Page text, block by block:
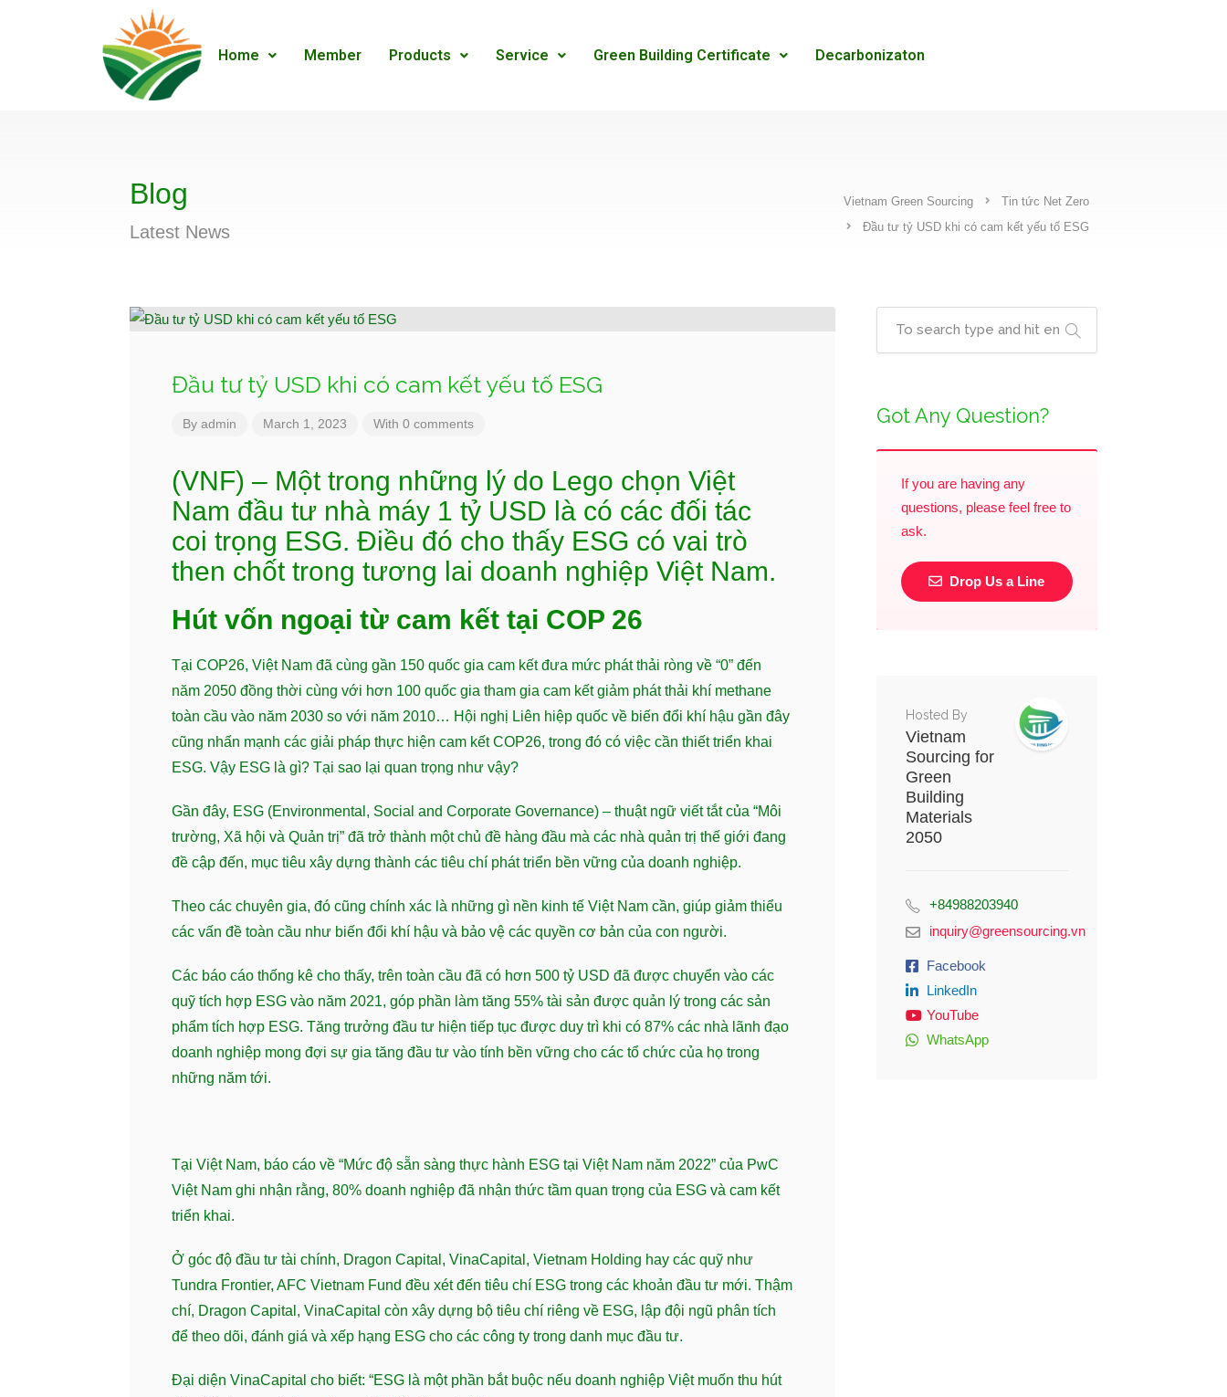
Home Member Products Service Green Building Certificate Decarbonizaton
Blog
Latest News
Vietnam Green Sourcing
Tin tức Net Zero
Đầu tư tỷ USD khi có cam kết yếu tố ESG
Đầu tư tỷ USD khi có cam kết yếu tố ESG
By admin March 1, 2023 With 0 comments
(VNF) – Một trong những lý do Lego chọn Việt
Nam đầu tư nhà máy 1 tỷ USD là có các đối tác
coi trọng ESG. Điều đó cho thấy ESG có vai trò
then chốt trong tương lai doanh nghiệp Việt Nam.
Hút vốn ngoại từ cam kết tại COP 26
Tại COP26, Việt Nam đã cùng gần 150 quốc gia cam kết đưa mức phát thải ròng về “0” đến
năm 2050 đồng thời cùng với hơn 100 quốc gia tham gia cam kết giảm phát thải khí methane
toàn cầu vào năm 2030 so với năm 2010… Hội nghị Liên hiệp quốc về biến đổi khí hậu gần đây
cũng nhấn mạnh các giải pháp thực hiện cam kết COP26, trong đó có việc cần thiết triển khai
ESG. Vậy ESG là gì? Tại sao lại quan trọng như vậy?
Gần đây, ESG (Environmental, Social and Corporate Governance) – thuật ngữ viết tắt của “Môi
trường, Xã hội và Quản trị” đã trở thành một chủ đề hàng đầu mà các nhà quản trị thế giới đang
đề cập đến, mục tiêu xây dựng thành các tiêu chí phát triển bền vững của doanh nghiệp.
Theo các chuyên gia, đó cũng chính xác là những gì nền kinh tế Việt Nam cần, giúp giảm thiểu
các vấn đề toàn cầu như biến đổi khí hậu và bảo vệ các quyền cơ bản của con người.
Các báo cáo thống kê cho thấy, trên toàn cầu đã có hơn 500 tỷ USD đã được chuyển vào các
quỹ tích hợp ESG vào năm 2021, góp phần làm tăng 55% tài sản được quản lý trong các sản
phẩm tích hợp ESG. Tăng trưởng đầu tư hiện tiếp tục được duy trì khi có 87% các nhà lãnh đạo
doanh nghiệp mong đợi sự gia tăng đầu tư vào tính bền vững cho các tổ chức của họ trong
những năm tới.
Tại Việt Nam, báo cáo về “Mức độ sẵn sàng thực hành ESG tại Việt Nam năm 2022” của PwC
Việt Nam ghi nhận rằng, 80% doanh nghiệp đã nhận thức tầm quan trọng của ESG và cam kết
triển khai.
Ở góc độ đầu tư tài chính, Dragon Capital, VinaCapital, Vietnam Holding hay các quỹ như
Tundra Frontier, AFC Vietnam Fund đều xét đến tiêu chí ESG trong các khoản đầu tư mới. Thậm
chí, Dragon Capital, VinaCapital còn xây dựng bộ tiêu chí riêng về ESG, lập đội ngũ phân tích
để theo dõi, đánh giá và xếp hạng ESG cho các công ty trong danh mục đầu tư.
Đại diện VinaCapital cho biết: “ESG là một phần bắt buộc nếu doanh nghiệp Việt muốn thu hút
Got Any Question?
If you are having any
questions, please feel free to
ask.
Drop Us a Line
Hosted By
Vietnam
Sourcing for
Green
Building
Materials
2050
+84988203940
inquiry@greensourcing.vn
Facebook
LinkedIn
YouTube
WhatsApp